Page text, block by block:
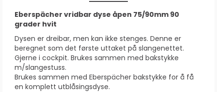
Eberspächer vridbar dyse åpen 75/90mm 90
grader hvit
Dysen er dreibar, men kan ikke stenges. Denne er
beregnet som det første uttaket på slangenettet.
Gjerne i cockpit. Brukes sammen med bakstykke
m/slangestuss.
Brukes sammen med Eberspächer bakstykke for å få
en komplett utblåsingsdyse.